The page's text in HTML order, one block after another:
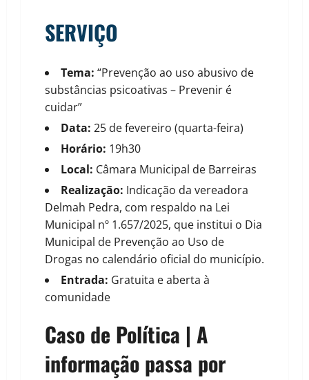
SERVIÇO
Tema: “Prevenção ao uso abusivo de
substâncias psicoativas – Prevenir é
cuidar”
Data: 25 de fevereiro (quarta-feira)
Horário: 19h30
Local: Câmara Municipal de Barreiras
Realização: Indicação da vereadora
Delmah Pedra, com respaldo na Lei
Municipal nº 1.657/2025, que institui o Dia
Municipal de Prevenção ao Uso de
Drogas no calendário oficial do município.
Entrada: Gratuita e aberta à
comunidade
Caso de Política | A
informação passa por